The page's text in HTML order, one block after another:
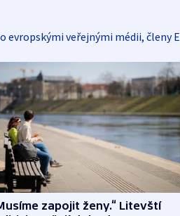
evropskými veřejnými médii, členy
zapojit ženy.“ Litevští